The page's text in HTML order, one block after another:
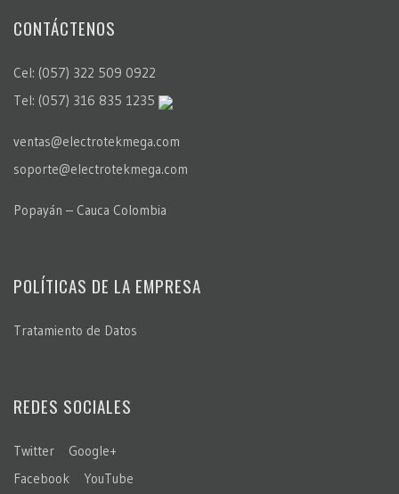
CONTÁCTENOS
Cel: (057) 322 509 0922
Tel: (057) 316 835 1235
ventas@electrotekmega.com
soporte@electrotekmega.com
Popayán – Cauca Colombia
POLÍTICAS DE LA EMPRESA
Tratamiento de Datos
REDES SOCIALES
Twitter
Google+
Facebook
YouTube